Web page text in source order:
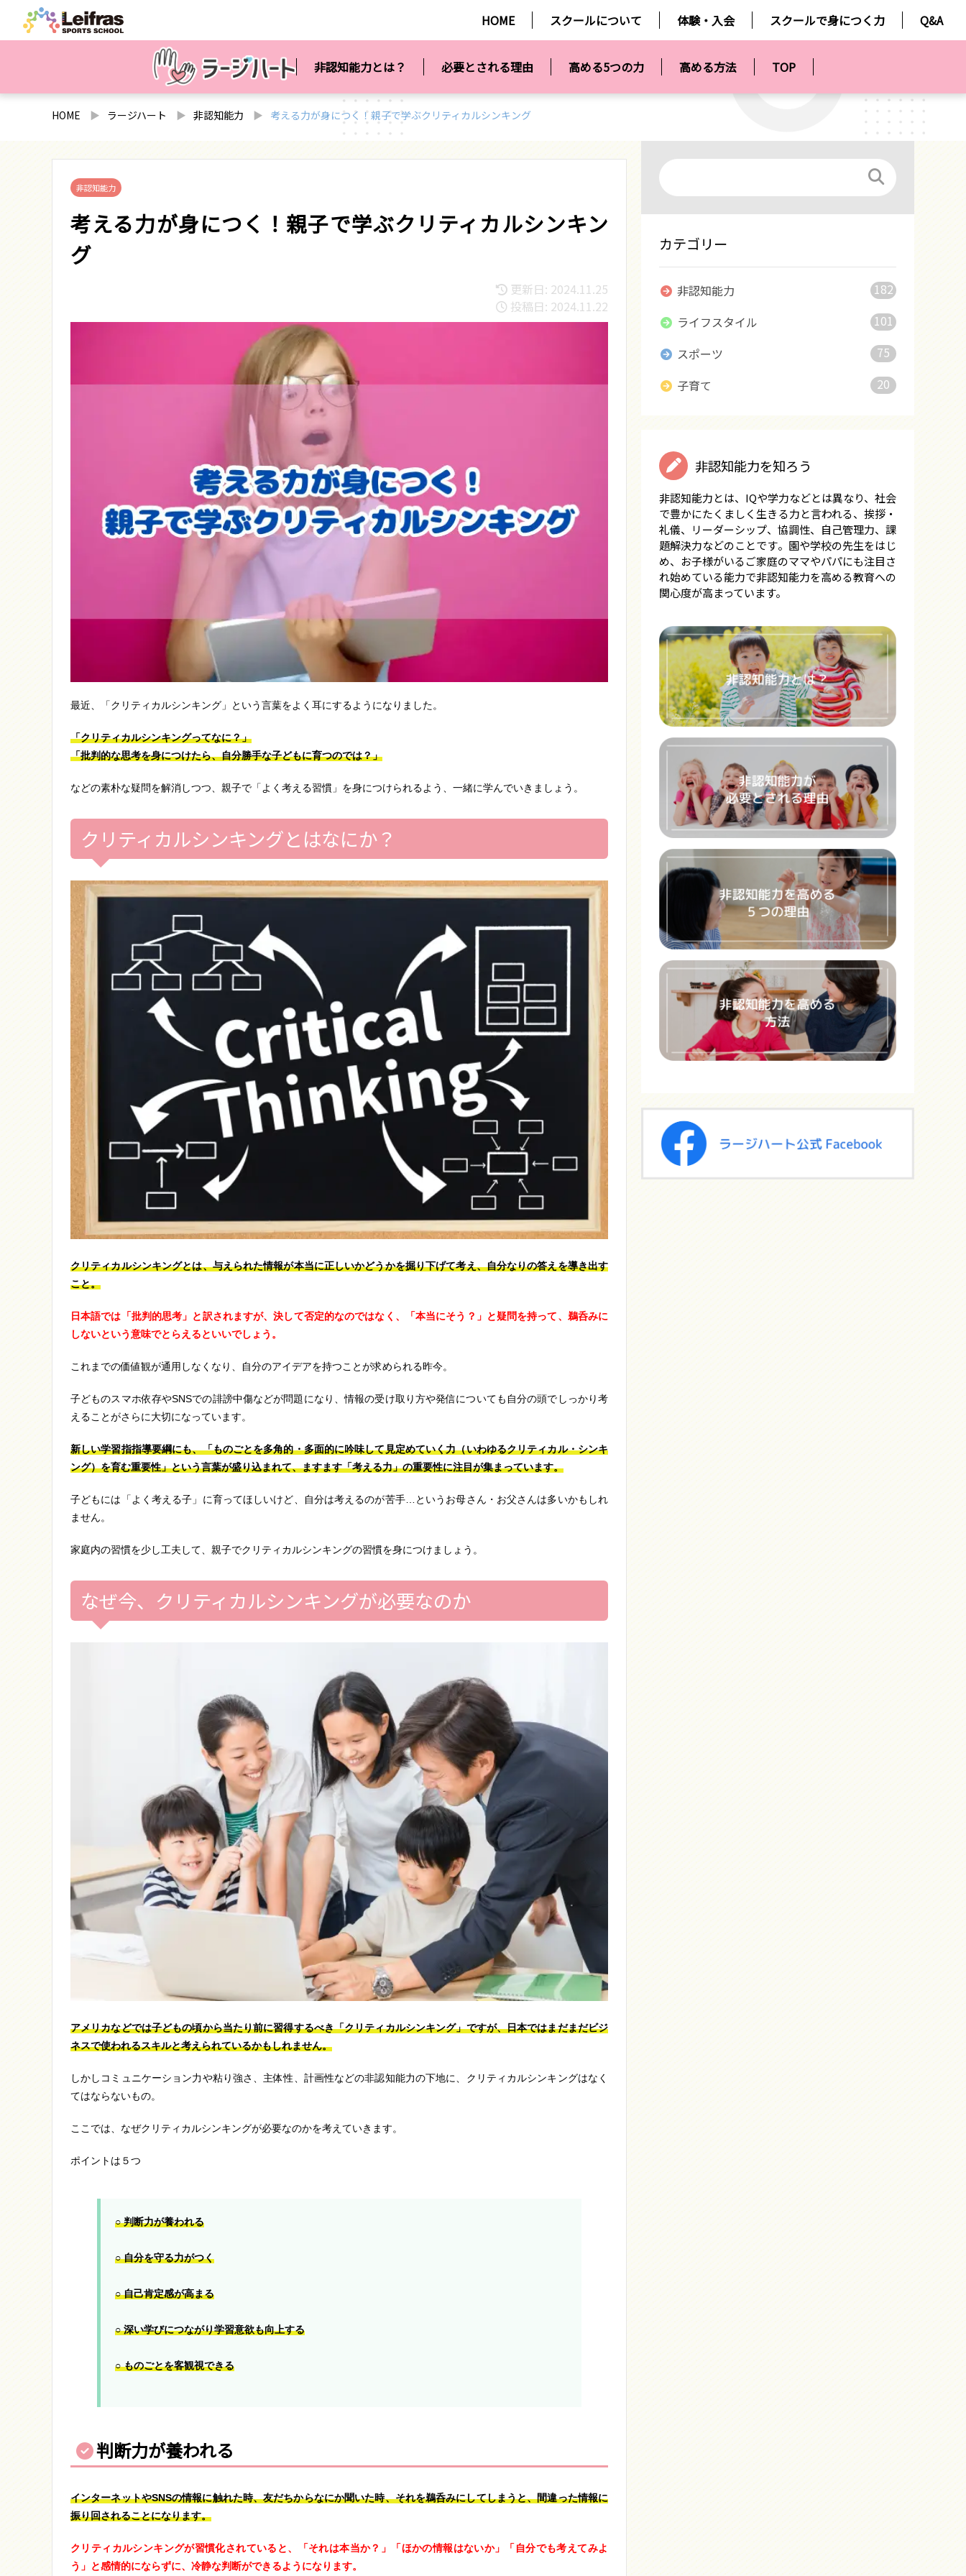
HOME スクールについて 体験・入会 スクールで身につく力 Q&A
非認知能力とは？ 必要とされる理由 高める5つの力 高める方法 TOP
HOME ラージハート 非認知能力 考える力が身につく！親子で学ぶクリティカルシンキング
非認知能力
考える力が身につく！親子で学ぶクリティカルシンキン
グ
更新日: 2024.11.25
投稿日: 2024.11.22
最近、「クリティカルシンキング」という言葉をよく耳にするようになりました。
「クリティカルシンキングってなに？」
「批判的な思考を身につけたら、自分勝手な子どもに育つのでは？」
などの素朴な疑問を解消しつつ、親子で「よく考える習慣」を身につけられるよう、一緒に学んでいきましょう。
クリティカルシンキングとはなにか？
クリティカルシンキングとは、与えられた情報が本当に正しいかどうかを掘り下げて考え、自分なりの答えを導き出す
こと。
日本語では「批判的思考」と訳されますが、決して否定的なのではなく、「本当にそう？」と疑問を持って、鵜呑みに
しないという意味でとらえるといいでしょう。
これまでの価値観が通用しなくなり、自分のアイデアを持つことが求められる昨今。
子どものスマホ依存やSNSでの誹謗中傷などが問題になり、情報の受け取り方や発信についても自分の頭でしっかり考
えることがさらに大切になっています。
新しい学習指指導要綱にも、「ものごとを多角的・多面的に吟味して見定めていく力（いわゆるクリティカル・シンキ
ング）を育む重要性」という言葉が盛り込まれて、ますます「考える力」の重要性に注目が集まっています。
子どもには「よく考える子」に育ってほしいけど、自分は考えるのが苦手…というお母さん・お父さんは多いかもしれ
ません。
家庭内の習慣を少し工夫して、親子でクリティカルシンキングの習慣を身につけましょう。
なぜ今、クリティカルシンキングが必要なのか
アメリカなどでは子どもの頃から当たり前に習得するべき「クリティカルシンキング」ですが、日本ではまだまだビジ
ネスで使われるスキルと考えられているかもしれません。
しかしコミュニケーション力や粘り強さ、主体性、計画性などの非認知能力の下地に、クリティカルシンキングはなく
てはならないもの。
ここでは、なぜクリティカルシンキングが必要なのかを考えていきます。
ポイントは５つ
○ 判断力が養われる
○ 自分を守る力がつく
○ 自己肯定感が高まる
○ 深い学びにつながり学習意欲も向上する
○ ものごとを客観視できる
判断力が養われる
インターネットやSNSの情報に触れた時、友だちからなにか聞いた時、それを鵜呑みにしてしまうと、間違った情報に
振り回されることになります。
クリティカルシンキングが習慣化されていると、「それは本当か？」「ほかの情報はないか」「自分でも考えてみよ
う」と感情的にならずに、冷静な判断ができるようになります。
カテゴリー
非認知能力
182
ライフスタイル
101
スポーツ
75
子育て
20
非認知能力を知ろう
非認知能力とは、IQや学力などとは異なり、社会
で豊かにたくましく生きる力と言われる、挨拶・
礼儀、リーダーシップ、協調性、自己管理力、課
題解決力などのことです。園や学校の先生をはじ
め、お子様がいるご家庭のママやパパにも注目さ
れ始めている能力で非認知能力を高める教育への
関心度が高まっています。